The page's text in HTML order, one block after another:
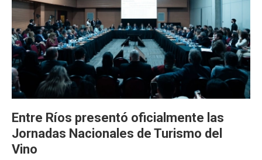
Entre Ríos presentó oficialmente las
Jornadas Nacionales de Turismo del
Vino